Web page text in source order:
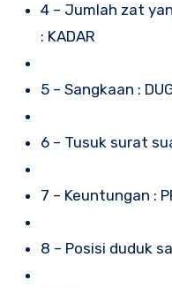
4 – Jumlah zat
: KADAR
5 – Sangkaan :
6 – Tusuk surat
7 – Keuntungan :
8 – Posisi duduk